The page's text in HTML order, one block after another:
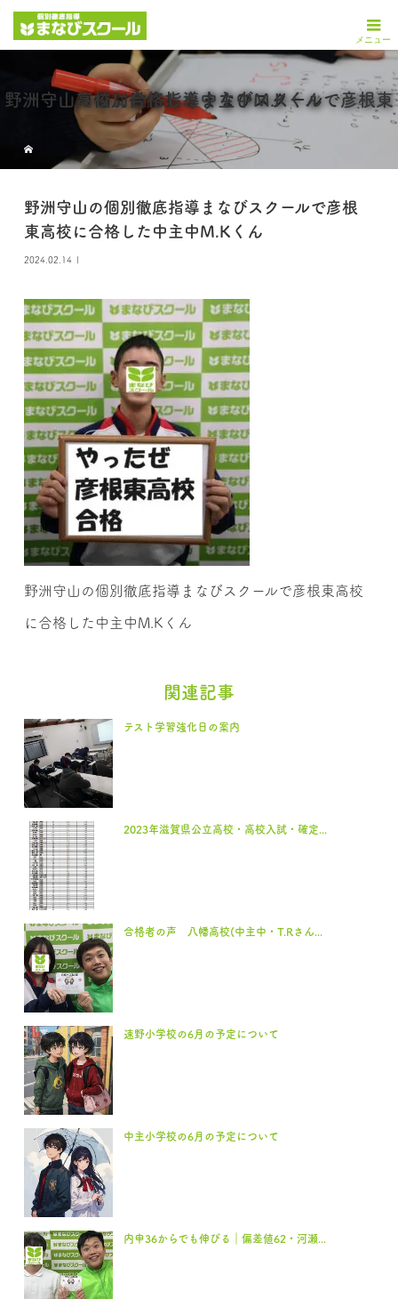
野洲守山の個別徹底指導まなびスクールで彦根東高校に合格した中主中M.Kくん
野洲守山の個別徹底指導まなびスクールで彦根
東高校に合格した中主中M.Kくん
2024.02.14
野洲守山の個別徹底指導まなびスクールで彦根東高校
に合格した中主中M.Kくん
関連記事
テスト学習強化日の案内
2023年滋賀県公立高校・高校入試・確定...
合格者の声 八幡高校(中主中・T.Rさん...
速野小学校の6月の予定について
中主小学校の6月の予定について
内申36からでも伸びる｜偏差値62・河瀬...